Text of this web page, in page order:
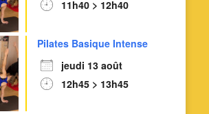
11h40 > 12h40
Pilates Basique Intense
jeudi 13 août
12h45 > 13h45